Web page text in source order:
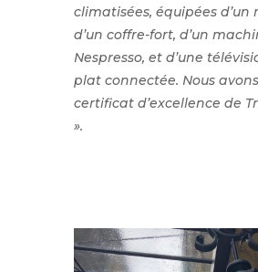
climatisées, équipées d’un
d’un coffre-fort, d’un
Nespresso, et d’une
plat connectée. Nous
certificat d’excellence de
».